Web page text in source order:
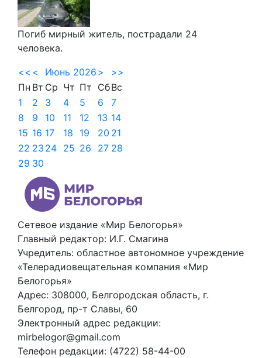
Погиб мирный житель, пострадали 24
человека.
<< < Июнь 2026 >
>>
Пн Вт Ср Чт Пт СбВс
1
2 3 4 5 6
7
8
9 10 11 12 13 14
15 16 17 18 19 20 21
22 23 24 25 26 27 28
29 30
Сетевое издание «Мир Белогорья»
Главный редактор: И.Г. Смагина
Учредитель: областное автономное учреждение
«Телерадиовещательная компания «Мир
Белогорья»
Адрес: 308000, Белгородская область, г.
Белгород, пр-т Славы, 60
Электронный адрес редакции:
mirbelogor@gmail.com
Телефон редакции: (4722) 58-44-00